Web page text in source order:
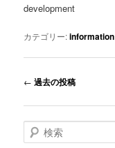
development
カテゴリー:information
投
ナ
ビ
ゲ
← 過去の投稿
検
索